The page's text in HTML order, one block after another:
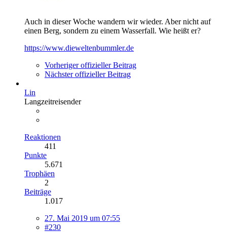
Auch in dieser Woche wandern wir wieder. Aber nicht auf
einen Berg, sondern zu einem Wasserfall. Wie heißt er?
https://www.dieweltenbummler.de
Vorheriger offizieller Beitrag
Nächster offizieller Beitrag
Lin
Langzeitreisender
Reaktionen
411
Punkte
5.671
Trophäen
2
Beiträge
1.017
27. Mai 2019 um 07:55
#230